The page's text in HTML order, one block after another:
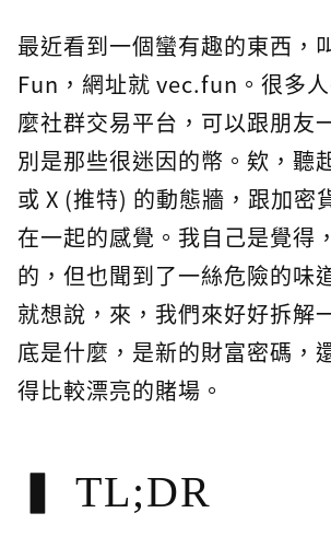
最近看到一個蠻有趣的東西，
Fun，網址就 vec.fun。很多
麼社群交易平台，可以跟朋友
別是那些很迷因的幣。欸，聽
或 X (推特) 的動態牆，跟加密
在一起的感覺。我自己是覺得
的，但也聞到了一絲危險的味
就想說，來，我們來好好拆解
底是什麼，是新的財富密碼，
得比較漂亮的賭場。
TL;DR